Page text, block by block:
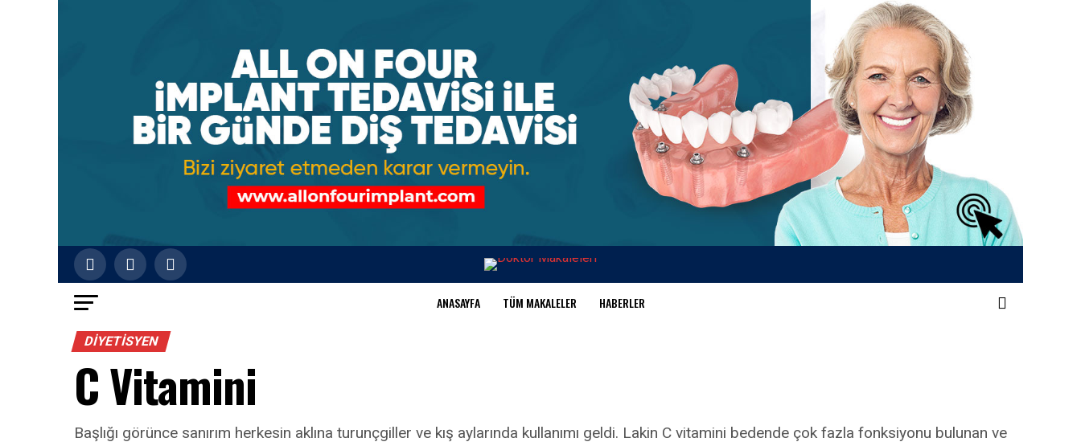
ANASAYFA TÜM MAKALELER HABERLER
DIYETISYEN
C Vitamini
Başlığı görünce sanırım herkesin aklına turunçgiller ve kış aylarında kullanımı geldi. Lakin C vitamini bedende çok fazla fonksiyonu bulunan ve